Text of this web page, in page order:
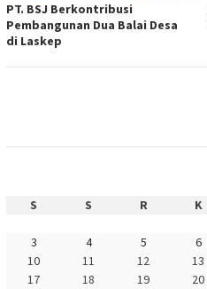
PT. BSJ Berkontribusi
Pembangunan Dua Balai Desa
di Laskep
S
S R K
3
4 5 6
10
11 12 13
17
18 19 20